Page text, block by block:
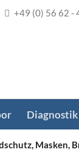
+49 (0) 56 62 -
Diagnostik
Masken,